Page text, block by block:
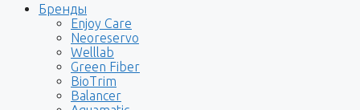
Бренды
Enjoy Care
Neoreservo
Welllab
Green Fiber
BioTrim
Balancer